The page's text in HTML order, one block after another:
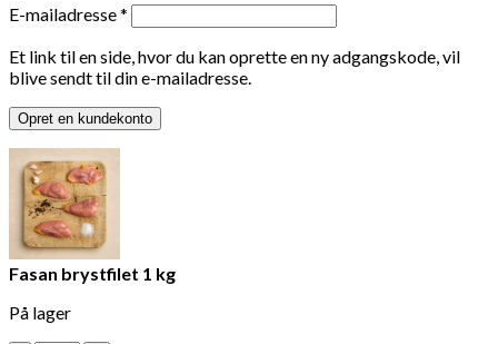
E-mailadresse* Påkrævet
Et link til en side, hvor du kan oprette en ny adgangskode, vil
blive sendt til din e-mailadresse.
Opret en kundekonto
Fasan brystfilet 1 kg
På lager